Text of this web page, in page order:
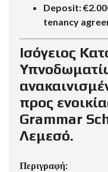
Deposit:
tenancy
Ισόγειος
προς
Grammar
Λεμεσό.
Περιγραφή: